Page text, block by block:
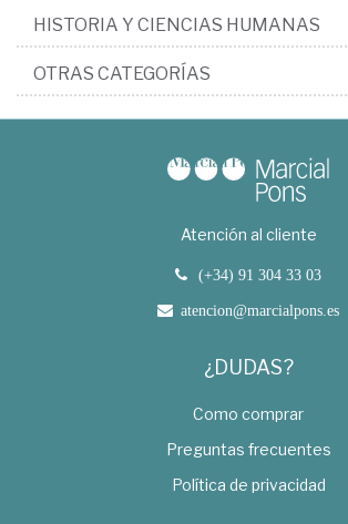
HISTORIA Y CIENCIAS HUMANAS
OTRAS CATEGORÍAS
Atención al cliente
(+34) 91 304 33 03
atencion@marcialpons.es
¿DUDAS?
Como comprar
Preguntas frecuentes
Política de privacidad